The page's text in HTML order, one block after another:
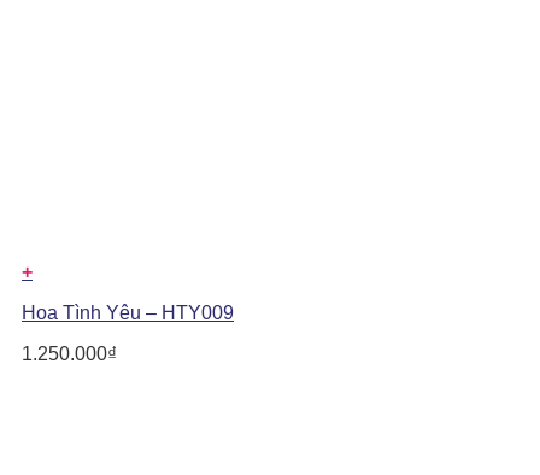
+
Hoa Tình Yêu – HTY009
1.250.000₫